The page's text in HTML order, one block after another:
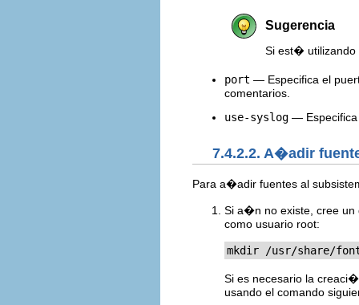
Sugerencia
Si est� utilizando
port — Especifica el
comentarios.
use-syslog — Especifica
7.4.2.2. A�adir
Para a�adir fuentes al
Si a�n no existe, cree
como usuario root:
mkdir /usr/share/
Si es necesario la
usando el comando